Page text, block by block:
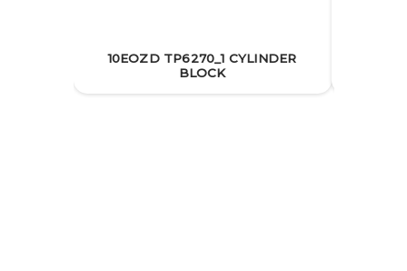
10EOZD TP6270_1 CYLINDER
BLOCK